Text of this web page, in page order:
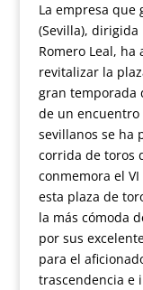
La empresa que
(Sevilla),
Romero Leal,
revitalizar la
gran temporada
de un
sevillanos se ha
corrida de toros
conmemora el
esta plaza de
la más cómoda
por sus
para el
trascendencia e